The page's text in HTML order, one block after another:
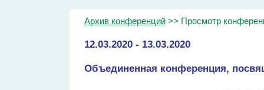
Архив конференций>> Просмотр
12.03.2020 - 13.03.2020
Объединенная конференция,